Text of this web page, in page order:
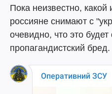
Пока неизвестно,
россияне снимают с
очевидно, что это
пропагандистский бред.